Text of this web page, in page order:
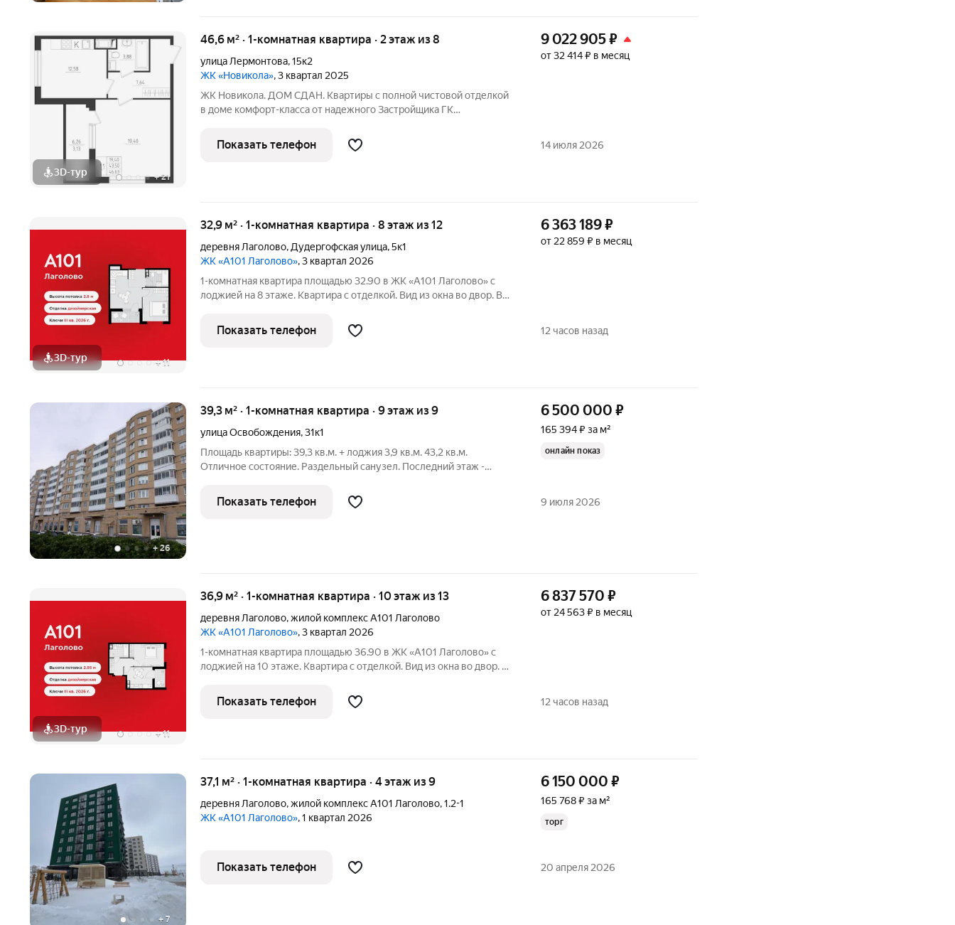
3D-тур +21
46,6 м² · 1-комнатная квартира · 2 этаж из 8
улица Лермонтова,15к2
ЖК «Новикола», 3 квартал 2025
ЖК Новикола. ДОМ СДАН. Квартиры с полной чистовой отделкой
в доме комфорт-класса от надежного Застройщика ГК
находится в самом центре Красного села и в то же время вдали от
шума и суеты улиц.
9 022 905₽
от 32 414 ₽ в месяц
Показать телефон 14 июля 2026
3D-тур +11
32,9 м² · 1-комнатная квартира · 8 этаж из 12
деревня Лаголово, Дудергофская улица,5к1
ЖК «А101 Лаголово», 3 квартал 2026
1-комнатная квартира площадью 32.90 в ЖК «А101 Лаголово» c
лоджией на 8 этаже. Квартира с отделкой. Вид из окна во двор. В
квартир с чистовой отделкой предлагается три варианта дизайна:
6 363 189₽
от 22 859 ₽ в месяц
Показать телефон 12 часов назад
+26
39,3 м² · 1-комнатная квартира · 9 этаж из 9
улица Освобождения,31к1
Площадь квартиры: 39,3 кв.м. + лоджия 3,9 кв.м. 43,2 кв.м.
Отличное состояние. Раздельный санузел. Последний этаж -
окна на парк. По мебели на Ваше усмотрение: что нужно оставим,
что не
6 500 000 ₽
165 394 ₽ за м²
онлайн показ
Показать телефон 9 июля 2026
3D-тур +11
36,9 м² · 1-комнатная квартира · 10 этаж из 13
деревня Лаголово,жилой комплекс А101 Лаголово
ЖК «А101 Лаголово», 3 квартал 2026
1-комнатная квартира площадью 36.90 в ЖК «А101 Лаголово» c
лоджией на 10 этаже. Квартира с отделкой. Вид из окна во двор. В
квартир с чистовой отделкой предлагается три варианта дизайна:
6 837 570 ₽
от 24 563 ₽ в месяц
Показать телефон 12 часов назад
+ 7
37,1 м² · 1-комнатная квартира · 4 этаж из 9
деревня Лаголово,жилой комплекс А101 Лаголово,1.2-1
ЖК «А101 Лаголово», 1 квартал 2026
6 150 000 ₽
165 768 ₽ за м²
торг
Показать телефон 20 апреля 2026